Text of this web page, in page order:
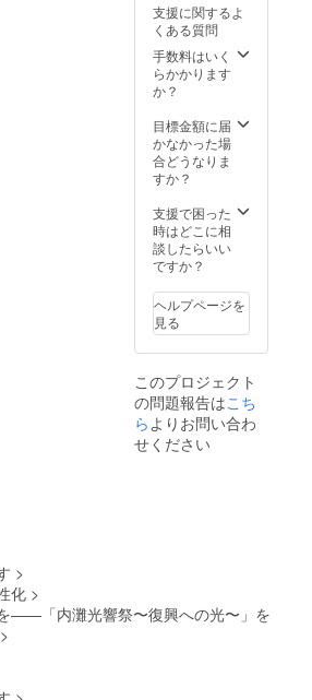
SNS掲
載回
数：イ
ベント
前後の
ント告
知・報
告投稿
に最低
載 注意
事項・
条件 ・
支援
ず備考
欄に掲
載を希
前をご
記入く
ださ
い。 ・
公序良
（和文
10字・
英数15
字以
内）。
所：公
式
Instagr
amイベ
稿にて
支援者
お名前
掲載。
画は11
月末ま
でに限
ご案
内。
SNS掲
載回
数：イ
載 ス
テージ
支援に関するよ
くある質問
手数料はいく
らかかります
か？
目標金額に届
かなかった場
合どうなりま
すか？
支援で困った
時はどこに相
談したらいい
ですか？
ヘルプページを
見る
このプロジェクト
の問題報告はこち
ら よりお問い合わ
せください
>
化 >
――「内灘光響祭〜復興への光〜」を
>